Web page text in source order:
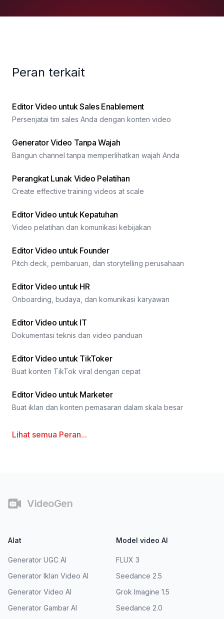
Peran terkait
Editor Video untuk Sales Enablement
Persenjatai tim sales Anda dengan konten video
Generator Video Tanpa Wajah
Bangun channel tanpa memperlihatkan wajah Anda
Perangkat Lunak Video Pelatihan
Create effective training videos at scale
Editor Video untuk Kepatuhan
Video pelatihan dan komunikasi kebijakan
Editor Video untuk Founder
Pitch deck, pembaruan, dan storytelling perusahaan
Editor Video untuk HR
Onboarding, budaya, dan komunikasi karyawan
Editor Video untuk IT
Dokumentasi teknis dan video panduan
Editor Video untuk TikToker
Buat konten TikTok viral dengan cepat
Editor Video untuk Marketer
Buat iklan dan konten pemasaran dalam skala besar
Lihat semua Peran...
VideoGen
Alat
Generator UGC AI
Generator Iklan Video AI
Generator Video AI
Generator Gambar AI
Model video AI
FLUX 3
Seedance 2.5
Grok Imagine 1.5
Seedance 2.0